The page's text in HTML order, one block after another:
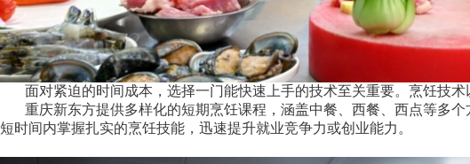
面对紧迫的时间成本，选择一门能快速上手的技术至关重要。烹饪技术
重庆新东方提供多样化的短期烹饪课程，涵盖中餐、西餐、西点等多个
短时间内掌握扎实的烹饪技能，迅速提升就业竞争力或创业能力。